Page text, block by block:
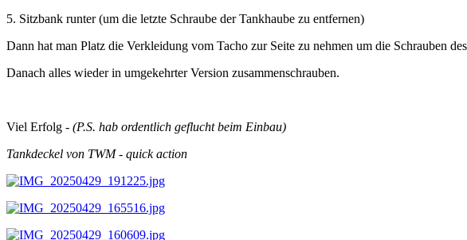
5. Sitzbank runter (um die letzte Schraube der Tankhaube zu entfernen)
Dann hat man Platz die Verkleidung vom Tacho zur Seite zu nehmen um die Schrauben
Danach alles wieder in umgekehrter Version zusammenschrauben.
Viel Erfolg - (P.S. hab ordentlich geflucht beim Einbau)
Tankdeckel von TWM - quick action